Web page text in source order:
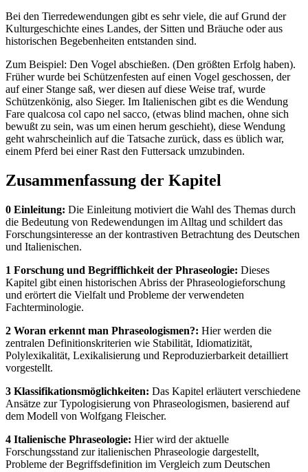
Bei den Tierredewendungen gibt es sehr viele, die auf Grund der
Kulturgeschichte eines Landes, der Sitten und Bräuche oder aus
historischen Begebenheiten entstanden sind.
Zum Beispiel: Den Vogel abschießen. (Den größten Erfolg haben).
Früher wurde bei Schützenfesten auf einen Vogel geschossen, der
auf einer Stange saß, wer diesen auf diese Weise traf, wurde
Schützenkönig, also Sieger. Im Italienischen gibt es die Wendung
Fare qualcosa col capo nel sacco, (etwas blind machen, ohne sich
bewußt zu sein, was um einen herum geschieht), diese Wendung
geht wahrscheinlich auf die Tatsache zurück, dass es üblich war,
einem Pferd bei einer Rast den Futtersack umzubinden.
Zusammenfassung der Kapitel
0 Einleitung: Die Einleitung motiviert die Wahl des Themas durch
die Bedeutung von Redewendungen im Alltag und schildert das
Forschungsinteresse an der kontrastiven Betrachtung des Deutschen
und Italienischen.
1 Forschung und Begrifflichkeit der Phraseologie: Dieses
Kapitel gibt einen historischen Abriss der Phraseologieforschung
und erörtert die Vielfalt und Probleme der verwendeten
Fachterminologie.
2 Woran erkennt man Phraseologismen?: Hier werden die
zentralen Definitionskriterien wie Stabilität, Idiomatizität,
Polylexikalität, Lexikalisierung und Reproduzierbarkeit detailliert
vorgestellt.
3 Klassifikationsmöglichkeiten: Das Kapitel erläutert verschiedene
Ansätze zur Typologisierung von Phraseologismen, basierend auf
dem Modell von Wolfgang Fleischer.
4 Italienische Phraseologie: Hier wird der aktuelle
Forschungsstand zur italienischen Phraseologie dargestellt,
Probleme der Begriffsdefinition im Vergleich zum Deutschen